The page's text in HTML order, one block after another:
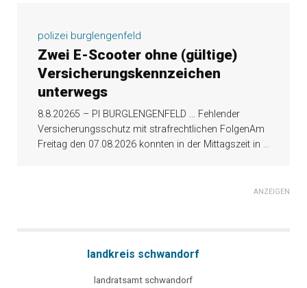
polizei burglengenfeld
Zwei E-Scooter ohne (gültige)
Versicherungskennzeichen
unterwegs
8.8.20265 – PI BURGLENGENFELD … Fehlender
Versicherungsschutz mit strafrechtlichen FolgenAm
Freitag den 07.08.2026 konnten in der Mittagszeit in ...
ANZEIGEN
landkreis schwandorf
landratsamt schwandorf